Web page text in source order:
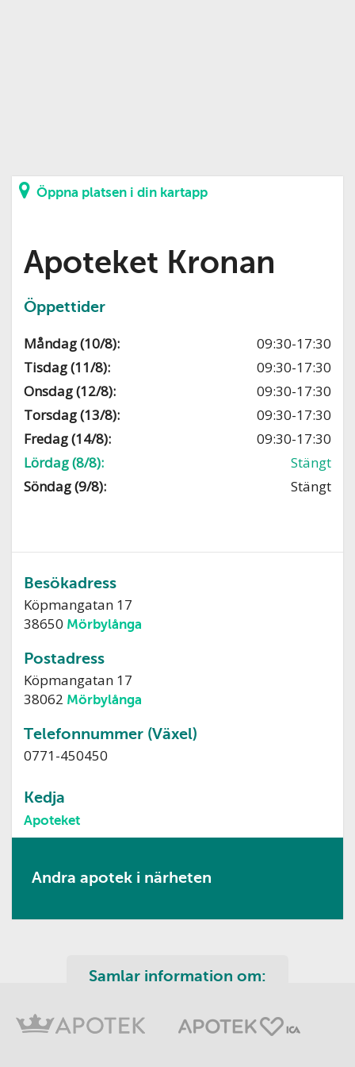
Öppna platsen i din kartapp
Apoteket Kronan
Öppettider
Måndag (10/8):
09:30-17:30
Tisdag (11/8):
09:30-17:30
Onsdag (12/8):
09:30-17:30
Torsdag (13/8):
09:30-17:30
Fredag (14/8):
09:30-17:30
Lördag (8/8):
Stängt
Söndag (9/8):
Stängt
Besökadress
Köpmangatan 17
38650 Mörbylånga
Postadress
Köpmangatan 17
38062 Mörbylånga
Telefonnummer (Växel)
0771-450450
Kedja
Apoteket
Andra apotek i närheten
Samlar information om: